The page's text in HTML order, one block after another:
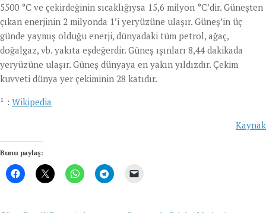
5500 °C ve çekirdeğinin sıcaklığıysa 15,6 milyon °C’dir. Güneşten
çıkan enerjinin 2 milyonda 1’i yeryüzüne ulaşır. Güneş’in üç
günde yaymış olduğu enerji, dünyadaki tüm petrol, ağaç,
doğalgaz, vb. yakıta eşdeğerdir. Güneş ışınları 8,44 dakikada
yeryüzüne ulaşır. Güneş dünyaya en yakın yıldızdır. Çekim
kuvveti dünya yer çekiminin 28 katıdır.
¹ : Wikipedia
Kaynak
Bunu paylaş: